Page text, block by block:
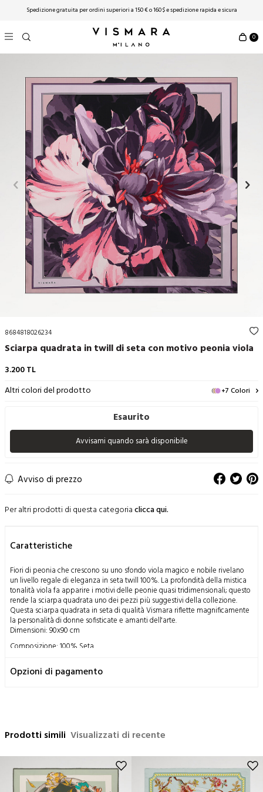
Spedizione gratuita per ordini superiori a 150 € o 160 $ ​​e spedizione rapida e sicura
0
8684818026234
Sciarpa quadrata in twill di seta con motivo peonia viola
3.200TL
Altri colori del prodotto
+7 Colori
Esaurito
Avvisami quando sarà disponibile
Avviso di prezzo
Per altri prodotti di questa categoriaclicca qui.
Caratteristiche
Fiori di peonia che crescono su uno sfondo viola magico e nobile rivelano
un livello regale di eleganza in seta twill 100%. La profondità della mistica
tonalità viola fa apparire i motivi delle peonie quasi tridimensionali; questo
rende la sciarpa quadrata uno dei pezzi più suggestivi della collezione.
Questa sciarpa quadrata in seta di qualità Vismara riflette magnificamente
la personalità di donne sofisticate e amanti dell'arte.
Dimensioni: 90x90 cm
Composizione: 100% Seta
Questo prodotto, ottenuto dalla lavorazione dei bozzoli del baco da
È possibile stirare a temperatura media,
Non è consentito il lavaggio a mano,
Non è consentito strizzare.
Opzioni di pagamento
Prodotti simili Visualizzati di recente